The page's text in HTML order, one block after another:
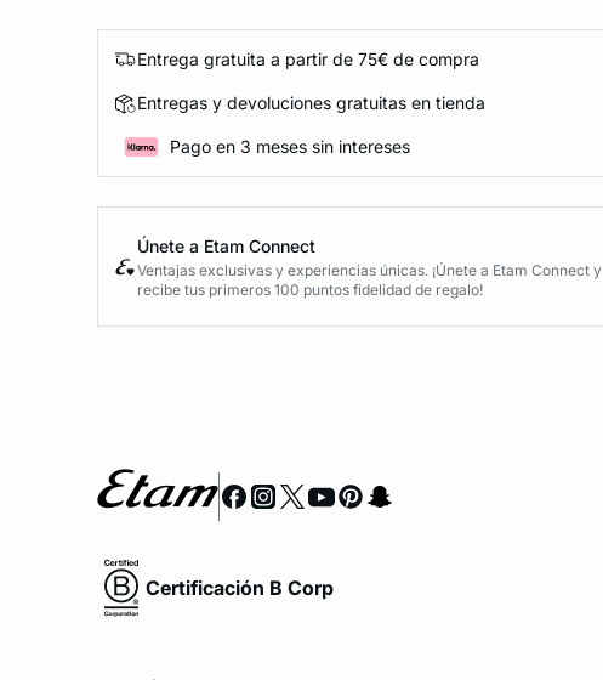
Entrega gratuita a partir de 75€ de compra
Entregas y devoluciones gratuitas en tienda
Pago en 3 meses sin intereses
Únete a Etam Connect
Ventajas exclusivas y experiencias únicas. ¡Únete a Etam Connect y
recibe tus primeros 100 puntos fidelidad de regalo!
Certificación B Corp